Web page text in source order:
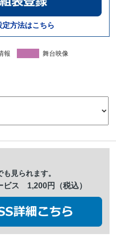
方法はこちら
報
舞台映像
も見られます。
ビス 1,200円（税込）